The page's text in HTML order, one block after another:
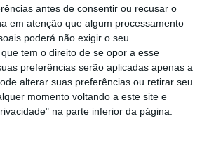
antes de consentir ou recusar o
em atenção que algum processamento
poderá não exigir o seu
tem o direito de se opor a esse
preferências serão aplicadas apenas a
alterar suas preferências ou retirar seu
momento voltando a este site e
na parte inferior da página.
elevada ao triplo”, precisou a
ao jornal.
já existe há alguns anos,
o processo de
imóveis passou a ser